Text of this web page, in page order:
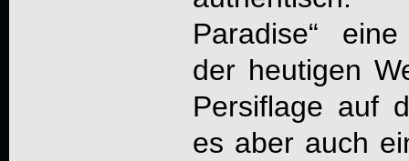
Paradise“ eine
der heutigen
Persiflage auf
es aber auch